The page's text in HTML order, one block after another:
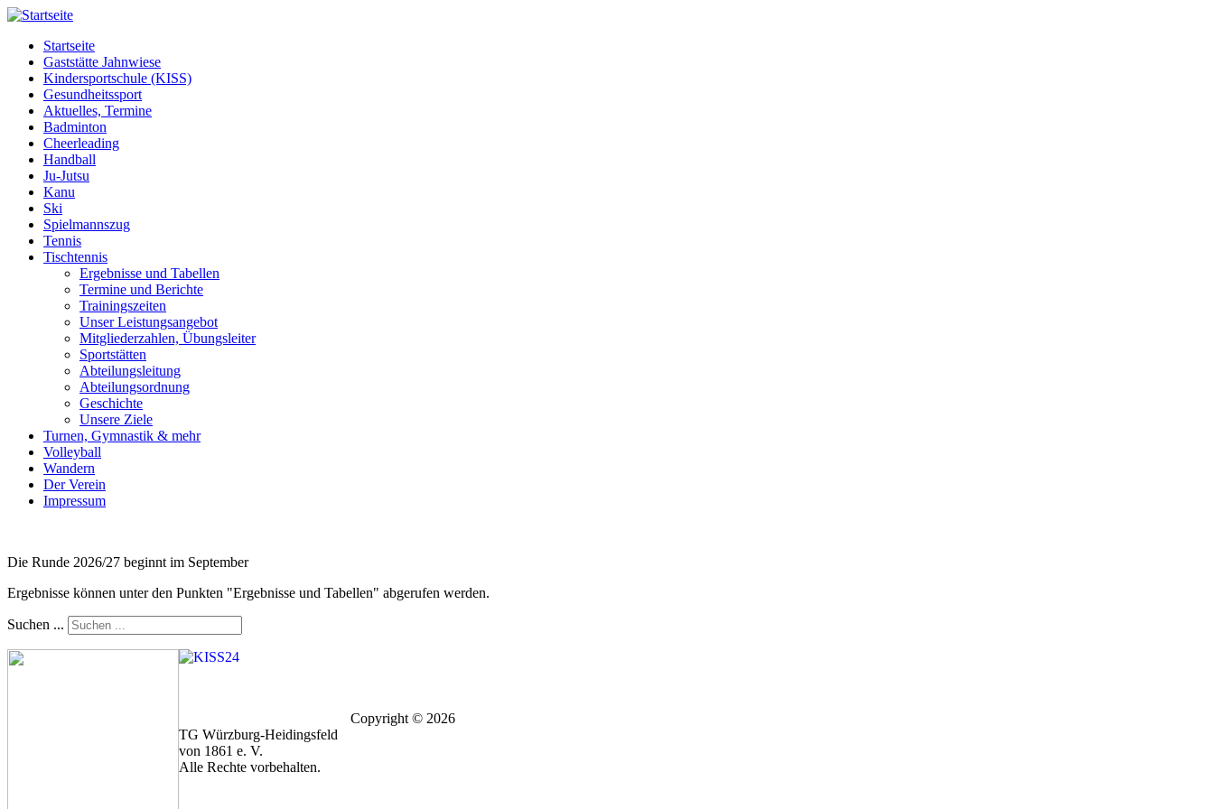
Startseite
Gaststätte Jahnwiese
Kindersportschule (KISS)
Gesundheitssport
Aktuelles, Termine
Badminton
Cheerleading
Handball
Ju-Jutsu
Kanu
Ski
Spielmannszug
Tennis
Tischtennis
Ergebnisse und Tabellen
Termine und Berichte
Trainingszeiten
Unser Leistungsangebot
Mitgliederzahlen, Übungsleiter
Sportstätten
Abteilungsleitung
Abteilungsordnung
Geschichte
Unsere Ziele
Turnen, Gymnastik & mehr
Volleyball
Wandern
Der Verein
Impressum
Die Runde 2026/27 beginnt im September
Ergebnisse können unter den Punkten "Ergebnisse und Tabellen" abgerufen werden.
Suchen ...
Copyright © 2026
TG Würzburg-Heidingsfeld
von 1861 e. V.
Alle Rechte vorbehalten.